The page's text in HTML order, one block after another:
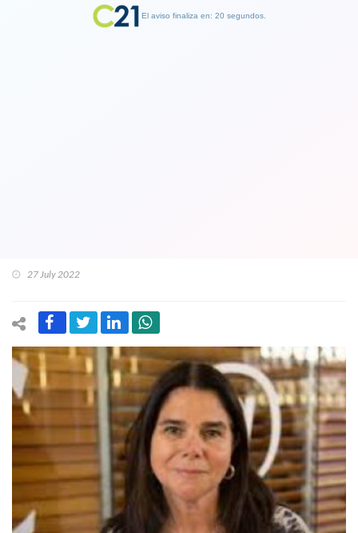
27 July 2022
El aviso finaliza en: 19 segundos.